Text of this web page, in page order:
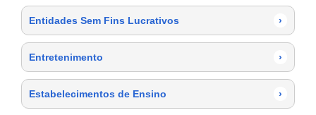
Entidades Sem Fins Lucrativos ›
Entretenimento ›
Estabelecimentos de Ensino ›